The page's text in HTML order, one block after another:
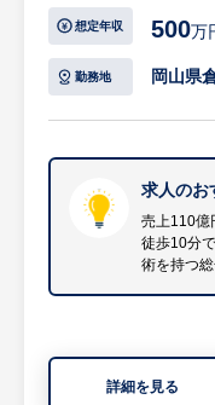
・平均
との連
ャリア
【具体
守・最
・情報
・社内
等
※配属先
【中途
想定年収 500万
勤務地 岡山県
求人のお
売上110億
徒歩10分
術を持つ
詳細を見る